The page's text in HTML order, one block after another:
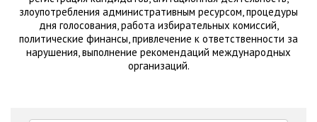
злоупотребления административным ресурсом, процедуры
дня голосования, работа избирательных комиссий,
политические финансы, привлечение к ответственности за
нарушения, выполнение рекомендаций международных
организаций.